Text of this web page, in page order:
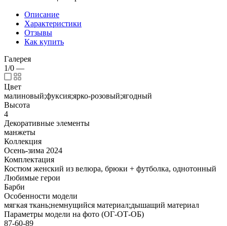
Описание
Характеристики
Отзывы
Как купить
Галерея
1/0 —
Цвет
малиновый;фуксия;ярко-розовый;ягодный
Высота
4
Декоративные элементы
манжеты
Коллекция
Осень-зима 2024
Комплектация
Костюм женский из велюра, брюки + футболка, однотонный
Любимые герои
Барби
Особенности модели
мягкая ткань;немнущийся материал;дышащий материал
Параметры модели на фото (ОГ-ОТ-ОБ)
87-60-89